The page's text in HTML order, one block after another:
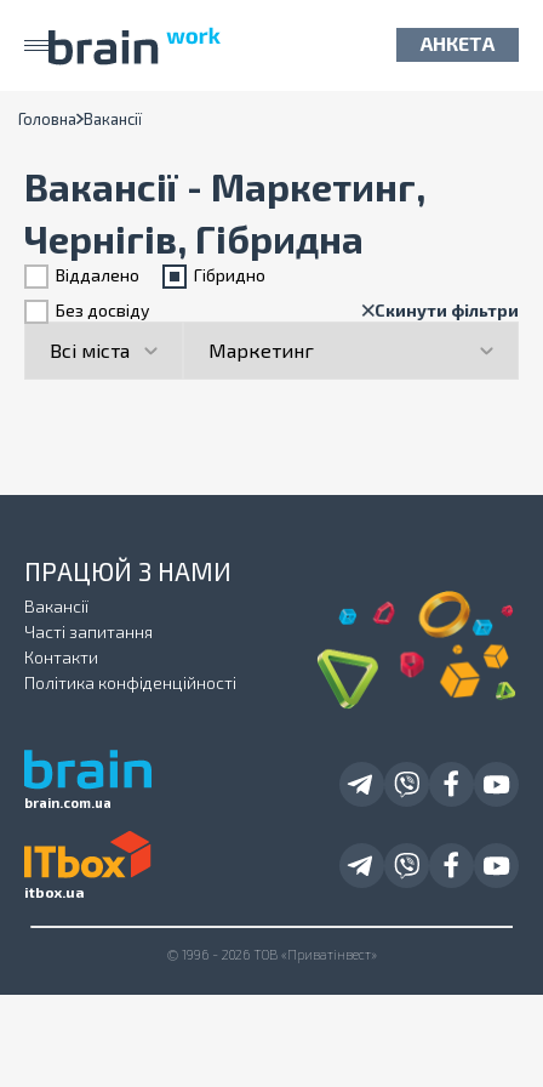
АНКЕТА
Головна Вакансії
Вакансії - Маркетинг,
Чернігів, Гібридна
Віддалено
Гiбридно
Без досвіду
Скинути фільтри
brain.com.ua
ПРАЦЮЙ З НАМИ
Вакансії
Часті запитання
Контакти
Політика конфіденційності
itbox.ua
© 1996 - 2026 ТОВ «Приватінвест»